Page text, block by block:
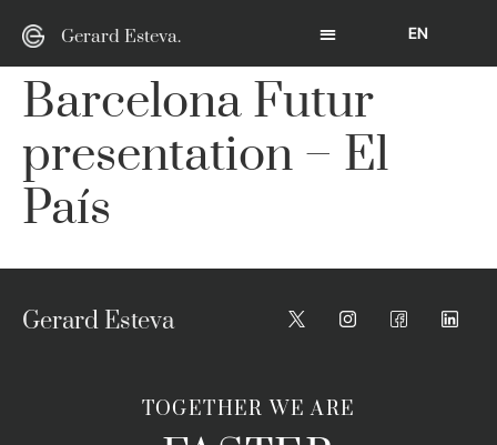
Gerard Esteva. EN
Barcelona Futur
presentation – El
País
Gerard Esteva
TOGETHER WE ARE